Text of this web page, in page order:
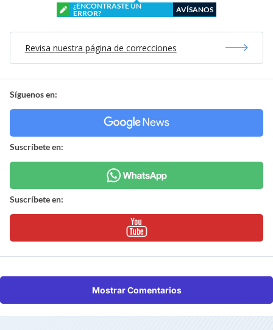
¿ENCONTRASTE UN
ERROR?
AVÍSANOS
Revisa nuestra página de correcciones
Síguenos en:
Suscríbete en:
Suscríbete en:
Mostrar Comentarios